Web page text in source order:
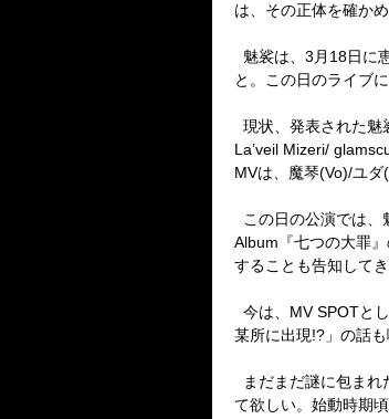
は、その正体を確か
魅裟は、 3 月 18日に
と。この日のライブ
現状、発表された魅
La’veil Mizeri/
MVは、魔琴(Vo)/ユダ
この日の公演では
Album 『七つの大罪
することも告知してき
今は、 MV SPOTと
某所に出現!? 」の話
まだまだ謎に包ま
て欲しい。始動時期